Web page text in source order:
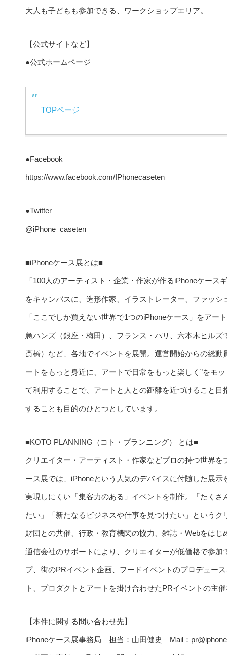
大人も子どもも参加できる、ワークショップエリア。
【公式サイトなど】
●公式ホームページ
TOPページ
●Facebook
https://www.facebook.com/IPhonecaseten
●Twitter
@iPhone_caseten
■iPhoneケース展とは■
「100人のアーティスト・企業・作家が作るiPhoneケー
をキャンバスに、造形作家、イラストレーター、ファッ
「ここでしか買えない世界で1つのiPhoneケース」をア
急ハンズ（銀座・梅田）、フランス・パリ、六本木ヒル
斎橋）など、各地でイベントを展開。運営開始からの総
ートをもっと身近に、アートで日常をもっと楽しく”をモ
て利用することで、アートと人との距離を近づけること
することも目的のひとつとしています。
■KOTO PLANNING（コト・プランニング） とは■
クリエイター・アーティスト・作家などプロの持つ世界
ース展では、iPhoneという人気のデバイスに付随した展
実現しにくい「集客力のある」イベントを制作。「たく
たい」「新たなるビジネスや仕事を見つけたい」という
財団との共催、行政・教育機関の協力、雑誌・Webをは
通信会社のサボートにより、クリエイターが低価格で参
プ、街のPRイベント企画、フードイベントのプロデュー
ト、プロダクトとアートを掛け合わせたPRイベントの主
【本件に関する問い合わせ先】
iPhoneケース展事務局 担当：山田健史 Mail：